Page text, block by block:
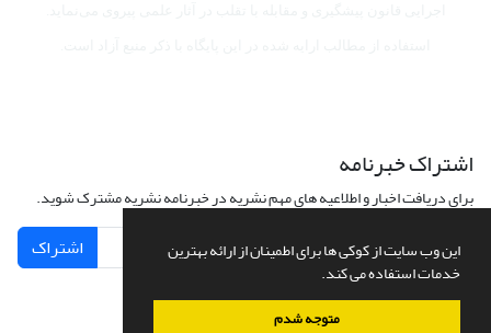
این وب سایت از کوکی ها برای اطمینان از ارائه بهترین
خدمات استفاده می کند.
متوجه شدم
اشتراک خبرنامه
برای دریافت اخبار و اطلاعیه های مهم نشریه در خبرنامه نشریه مشترک شوید.
اشتراک